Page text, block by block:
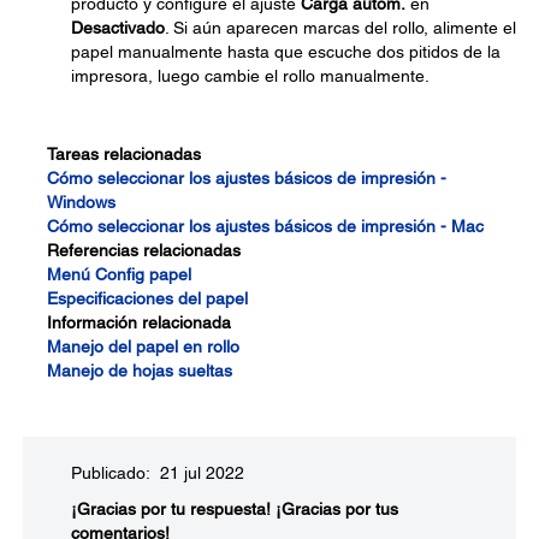
Desactivado . Si aún aparecen marcas del rollo, alimente el
papel manualmente hasta que escuche dos pitidos de la
impresora, luego cambie el rollo manualmente.
Tareas relacionadas
Cómo seleccionar los ajustes básicos de impresión -
Windows
Cómo seleccionar los ajustes básicos de impresión - Mac
Referencias relacionadas
Menú Config papel
Especificaciones del papel
Información relacionada
Manejo del papel en rollo
Manejo de hojas sueltas
Publicado: 21 jul 2022
¡Gracias por tu respuesta! ¡Gracias por tus
comentarios!